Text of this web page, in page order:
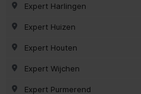
Expert Harlingen
Expert Huizen
Expert Houten
Expert Wijchen
Expert Purmerend